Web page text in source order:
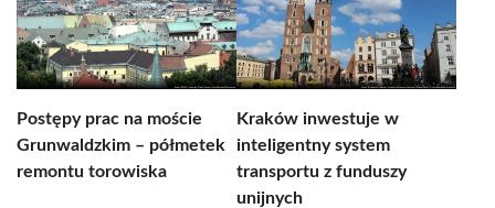
Postępy prac na moście
Grunwaldzkim – półmetek
remontu torowiska
Kraków inwestuje w
inteligentny system
transportu z funduszy
unijnych